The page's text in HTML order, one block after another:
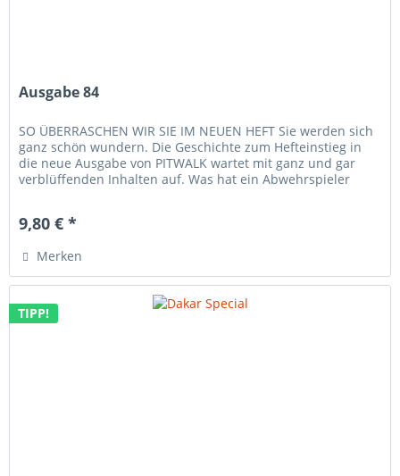
Ausgabe 84
SO ÜBERRASCHEN WIR SIE IM NEUEN HEFT Sie werden sich
ganz schön wundern. Die Geschichte zum Hefteinstieg in
die neue Ausgabe von PITWALK wartet mit ganz und gar
verblüffenden Inhalten auf. Was hat ein Abwehrspieler
9,80 € *
Merken
TIPP!